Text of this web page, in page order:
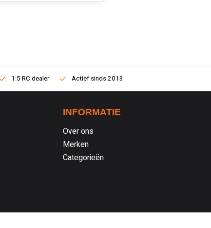
1:5 RC dealer Actief sinds 2013
INFORMATIE
Over ons
Merken
Categorieën